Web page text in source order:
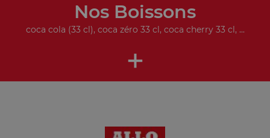
Nos Boissons
coca cola (33 cl), coca zéro 33 cl, coca cherry 33 cl, ...
+